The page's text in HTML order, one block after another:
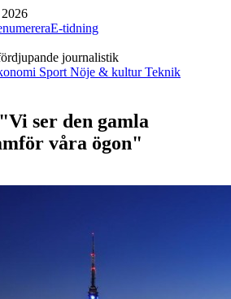
E-tidning
journalistik
Sport Nöje & kulturTeknik
ser den gamla
våra ögon"